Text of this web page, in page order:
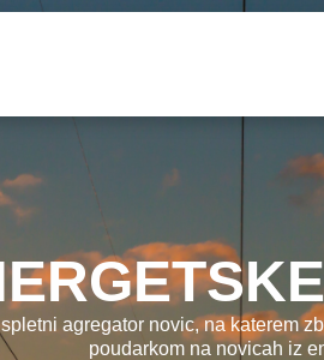
agregator novic, na katerem
poudarkom na novicah iz